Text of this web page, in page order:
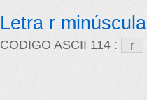
Letra r minúscula
CODIGO ASCII 114 :